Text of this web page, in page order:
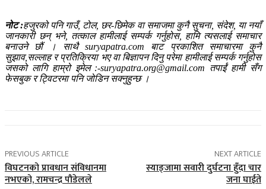
नोट :हजुरको पनि गाउँ, टोल, छर-छिमेक वा समाजमा कुनै सुचना, संदेश, या नयाँ
जानकारी छन् भने, तत्काल हामीलाई सम्पर्क गर्नुहोस, हामि त्यसलाई समाचार
बनाउने छौं । साथै suryapatra.com बाट प्रकाशित समाचारमा कुनै
सुझाव,सल्लाह र प्रतिक्रिया भए वा बिज्ञापन दिनु परेमा हामीलाई सम्पर्क गर्नुहोस
जसको लागि हाम्रो इमेल :-suryapatra.org@gmail.com तपाईं हामी सँग
फेसबुक र ट्विटरमा पनि जोडिन सक्नुहुन्छ ।
PREVIOUS ARTICLE
विघटनको प्रावधान संविधानमा
नभएको, रामचन्द्र पौडेलले
NEXT ARTICLE
स्याङ्जामा सवारी दुर्घटना हुँदा चार
जना घाईते